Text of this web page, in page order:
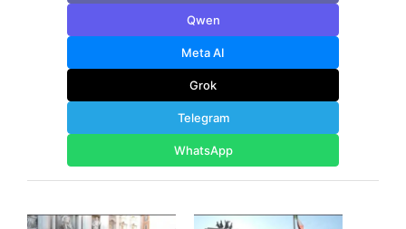
Qwen
Meta AI
Grok
Telegram
WhatsApp